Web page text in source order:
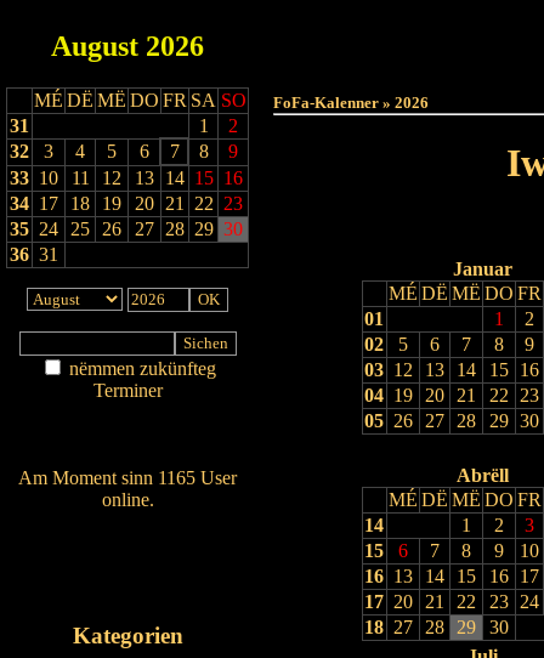
August 2026
MÉ DË MË DO FR SA SO
31
1
2
32
3 4 5 6 7 8
9
33 10 11 12 13 14 15 16
34 17 18 19 20 21 22 23
35 24 25 26 27 28 29 30
36 31
nëmmen zukünfteg
Terminer
Am Moment sinn 1165 User
online.
Kategorien
FoFa-Kalenner » 2026
Januar
MÉ DË MË DO FR
01
1
2
02
5 6 7 8
9
03 12 13 14 15
16
04 19 20 21 22
23
05 26 27 28 29 30
Abrëll
MÉ DË MË DO FR
14
1 2
3
15
6 7 8 9
10
16 13 14 15 16
17
17 20 21 22 23
24
18 27 28 29
30